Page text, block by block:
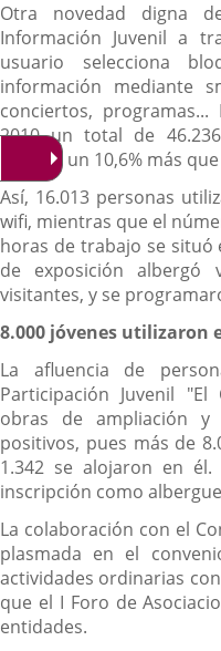
Otra novedad digna
Información Juvenil a
usuario selecciona
información mediante
conciertos,
2010 un total de
supone un 10,6% más
Así, 16.013 personas
wifi, mientras que el
horas de trabajo se situó
de exposición albergó
visitantes, y se
8.000 jóvenes utilizaron
La afluencia de
Participación Juvenil
obras de ampliación
positivos, pues más de
1.342 se alojaron en
inscripción como
La colaboración con el
plasmada en el
actividades ordinarias
que el I Foro de
entidades.